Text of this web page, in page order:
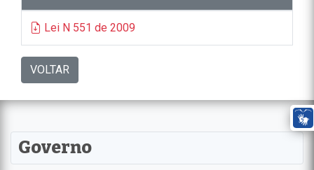
Lei N 551 de 2009
VOLTAR
Governo